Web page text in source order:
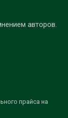
авторов.
прайса на